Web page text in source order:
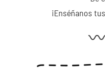
¡Enséñanos